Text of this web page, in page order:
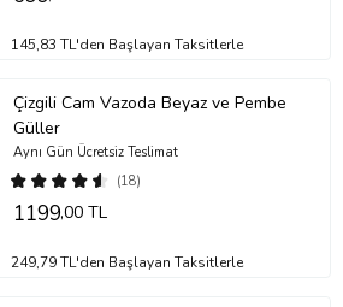
145,83 TL'den Başlayan Taksitlerle
Çizgili Cam Vazoda Beyaz ve Pembe
Güller
(18)
Aynı Gün Ücretsiz Teslimat
1199,00 TL
249,79 TL'den Başlayan Taksitlerle